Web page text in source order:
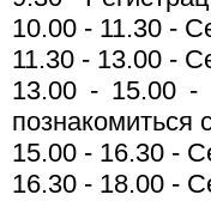
10.00 - 11.30 -
11.30 - 13.00 -
13.00 - 15.00 -
познакомиться
15.00 - 16.30 -
16.30 - 18.00 -